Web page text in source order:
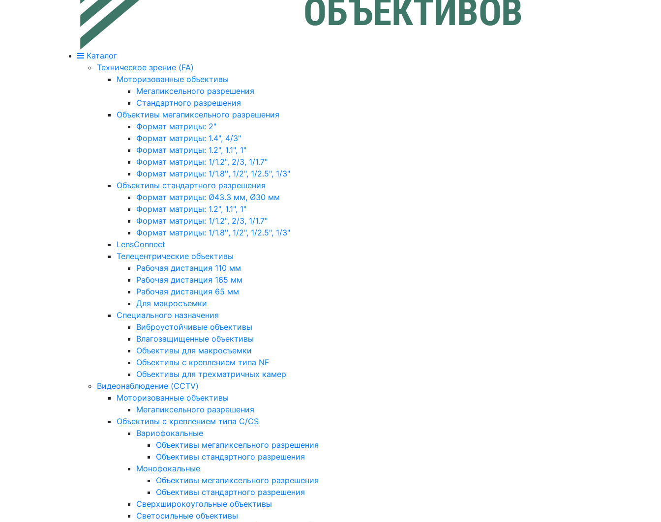
Каталог
Техническое зрение (FA)
Моторизованные объективы
Мегапиксельного разрешения
Стандартного разрешения
Объективы мегапиксельного разрешения
Формат матрицы: 2"
Формат матрицы: 1.4", 4/3"
Формат матрицы: 1.2", 1.1", 1"
Формат матрицы: 1/1.2", 2/3, 1/1.7"
Формат матрицы: 1/1.8'', 1/2", 1/2.5", 1/3"
Объективы стандартного разрешения
Формат матрицы: Ø43.3 мм, Ø30 мм
Формат матрицы: 1.2", 1.1", 1"
Формат матрицы: 1/1.2", 2/3, 1/1.7"
Формат матрицы: 1/1.8'', 1/2", 1/2.5", 1/3"
LensConnect
Телецентрические объективы
Рабочая дистанция 110 мм
Рабочая дистанция 165 мм
Рабочая дистанция 65 мм
Для макросъемки
Специального назначения
Виброустойчивые объективы
Влагозащищенные объективы
Объективы для макросъемки
Объективы с креплением типа NF
Объективы для трехматричных камер
Видеонаблюдение (CCTV)
Моторизованные объективы
Мегапиксельного разрешения
Объективы с креплением типа C/CS
Вариофокальные
Объективы мегапиксельного разрешения
Объективы стандартного разрешения
Монофокальные
Объективы мегапиксельного разрешения
Объективы стандартного разрешения
Сверхширокоугольные объективы
Светосильные объективы